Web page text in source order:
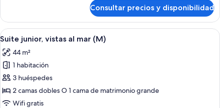
(M)
estándar
doble,
vistas
mar
(M)
Consultar precios y disponibilidad
Abrir
todas
las
fotos
de
Suite
junior,
Una habitación de hotel con cama,
2
Suite junior, vistas al mar (M)
44 m²
1 habitación
3 huéspedes
2 camas dobles O 1 cama de matrimonio grande
Wifi gratis